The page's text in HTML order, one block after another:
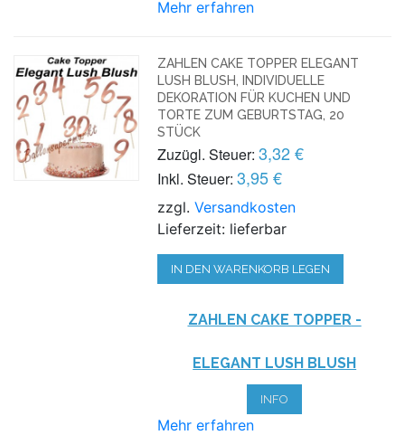
Mehr erfahren
ZAHLEN CAKE TOPPER ELEGANT
LUSH BLUSH, INDIVIDUELLE
DEKORATION FÜR KUCHEN UND
TORTE ZUM GEBURTSTAG, 20
STÜCK
Zuzügl. Steuer: 3,32 €
Inkl. Steuer: 3,95 €
zzgl.Versandkosten
Lieferzeit: lieferbar
IN DEN WARENKORB LEGEN
ZAHLEN CAKE TOPPER-
ELEGANT LUSH BLUSH
INFO
Mehr erfahren